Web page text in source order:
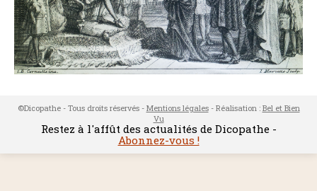
©Dicopathe - Tous droits réservés - Mentions légales- Réalisation : Bel et Bien
Vu
Restez à l'affût des actualités de Dicopathe -
Abonnez-vous !